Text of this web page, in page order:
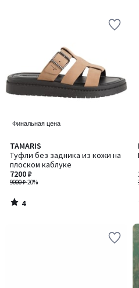
Финальная цена
TAMARIS
Туфли без задника из кожи на
плоском каблуке
9000 ₽-20%
7200 ₽
4
/
5
4
/
-